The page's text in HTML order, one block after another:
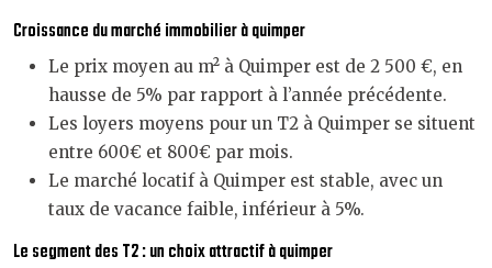
Croissance du marché immobilier à quimper
Le prix moyen au m² à Quimper est de 2 500 €, en
hausse de 5% par rapport à l’année précédente.
Les loyers moyens pour un T2 à Quimper se situent
entre 600€ et 800€ par mois.
Le marché locatif à Quimper est stable, avec un
taux de vacance faible, inférieur à 5%.
Le segment des T2 : un choix attractif à quimper